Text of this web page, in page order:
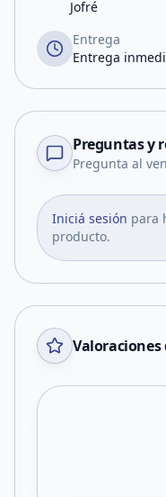
Jofré
Entrega
Entrega
Preguntas y
Pregunta al
Iniciá sesión para
producto.
Valoraciones